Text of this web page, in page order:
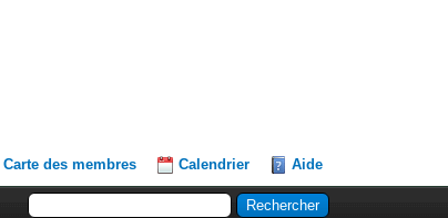
Carte des membres Calendrier Aide